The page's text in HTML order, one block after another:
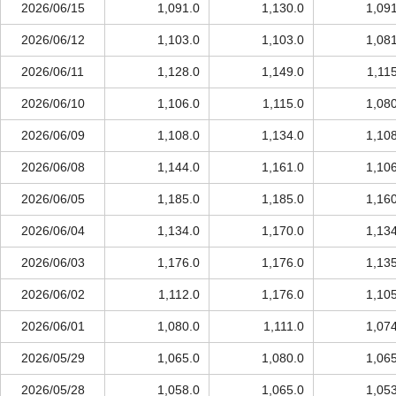
2026/06/15 1,091.0 1,130.0
2026/06/12 1,103.0 1,103.0
2026/06/11 1,128.0 1,149.0
2026/06/10 1,106.0 1,115.0
2026/06/09 1,108.0 1,134.0
2026/06/08 1,144.0 1,161.0
2026/06/05 1,185.0 1,185.0
2026/06/04 1,134.0 1,170.0
2026/06/03 1,176.0 1,176.0
2026/06/02 1,112.0 1,176.0
2026/06/01 1,080.0 1,111.0
2026/05/29 1,065.0 1,080.0
2026/05/28 1,058.0 1,065.0